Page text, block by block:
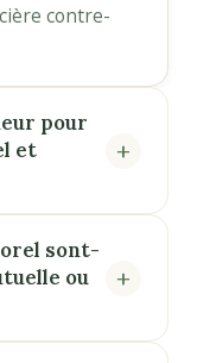
contre-
pour
et
sont-
ou